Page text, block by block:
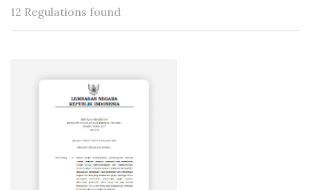
12 Regulations found